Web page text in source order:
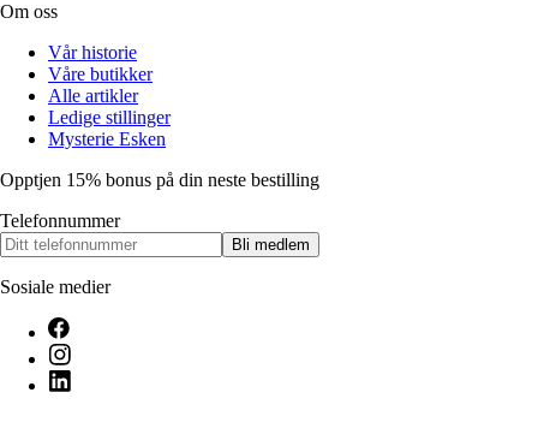
Om oss
Vår historie
Våre butikker
Alle artikler
Ledige stillinger
Mysterie Esken
Opptjen 15% bonus på din neste bestilling
Telefonnummer
Bli medlem
Sosiale medier